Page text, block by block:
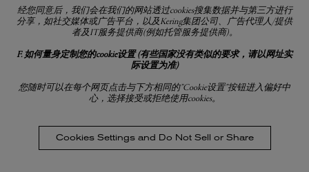
经您同意后，我们会在我们的网站透过cookies搜集数据并与第三方进行
分享，如社交媒体或广告平台，以及Kering集团公司、广告代理人/提供
者及IT服务提供商(例如托管服务提供商)。
F. 如何量身定制您的cookie设置(有些国家没有类似的要求，请以网址实
际设置为准)
您随时可以在每个网页点击与下方相同的”Cookie设置”按钮进入偏好中
心，选择接受或拒绝使用cookies。
Cookies Settings and Do Not Sell or Share